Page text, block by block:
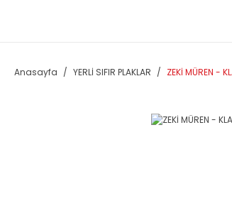
Anasayfa YERLİ SIFIR PLAKLAR ZEKİ MÜREN -